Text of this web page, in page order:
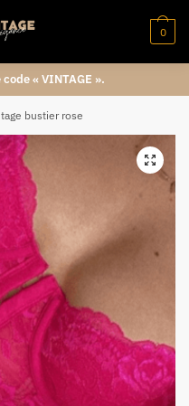
0
« VINTAGE ».
bustier rose